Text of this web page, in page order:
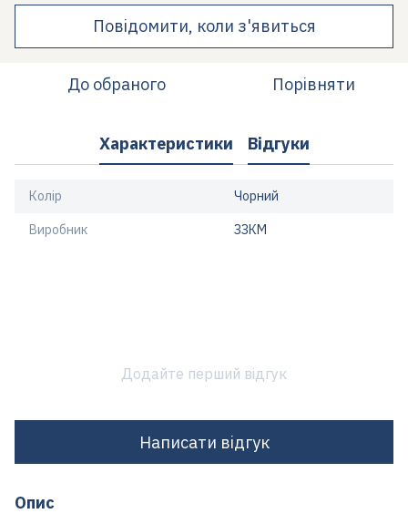
Повідомити, коли з'явиться
До обраного Порівняти
Характеристики Відгуки
Колір Чорний
Виробник ЗЗКМ
Додайте перший відгук
Написати відгук
Опис